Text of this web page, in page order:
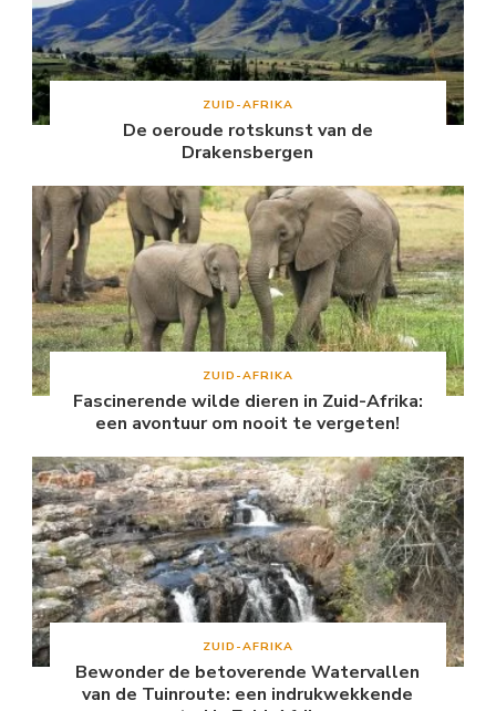
ZUID-AFRIKA
De oeroude rotskunst van de
Drakensbergen
ZUID-AFRIKA
Fascinerende wilde dieren in Zuid-Afrika:
een avontuur om nooit te vergeten!
ZUID-AFRIKA
Bewonder de betoverende Watervallen
van de Tuinroute: een indrukwekkende